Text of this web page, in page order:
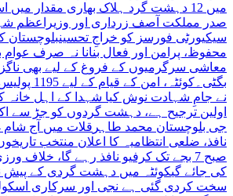
میں 12 دہشت گرد ہلاک بھاری مقدار میں
صدر مملکت آصف زرداری اور وزیراعظم
سیکیورٹی فورسز کو خراجِ تحسینبلوچستان
محفوظ، پرامن اور فعال بنانا نہ صرف عوام
معاشی سرگرمیوں کے فروغ کے لیے بھی
بگٹی۔
کوئٹہ، امن
نے جامِ شہادت نوش کیا شہدا کے اہل خانہ
اولین ترجیح ہے، دہشت گردوں کو جڑ سے
جی بلوچستان محمد طاہر
صبح 7 بجے تک کرفیو نافذ رہے گا، خلاف
کی جائے گیکوئٹہ میں دہشت گردی کے پیش